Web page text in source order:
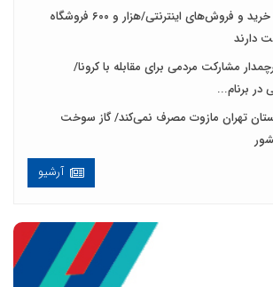
تضمین‌چی راه امن خرید و فروش‌های اینترنتی/هزار و ۶۰۰ فروشگاه
دارند
پرچمدار مشارکت مردمی برای مقابله با کرونا/
در برنام...
تهران مازوت مصرف نمی‌کند/ گاز سوخت
آرشیو